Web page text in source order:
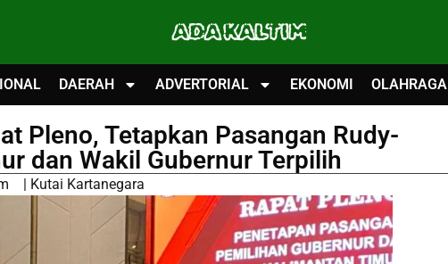
ADA KALTIM
DAERAH ADVERTORIAL EKONOMI OLAHRAGA
Pleno, Tetapkan Pasangan Rudy-
dan Wakil Gubernur Terpilih
| Kutai Kartanegara